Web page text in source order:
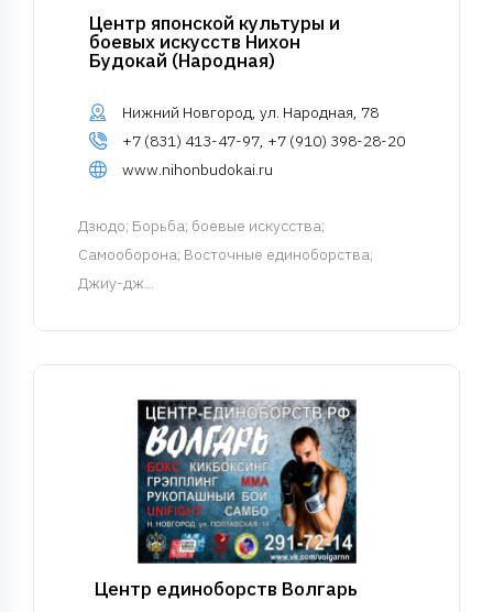
Центр японской культуры и
боевых искусств Нихон
Будокай (Народная)
Нижний Новгород, ул. Народная, 78
+7 (831) 413-47-97, +7 (910) 398-28-20
www.nihonbudokai.ru
Дзюдо; Борьба; боевые искусства;
Самооборона; Восточные единоборства;
Джиу-дж...
Центр единоборств Волгарь